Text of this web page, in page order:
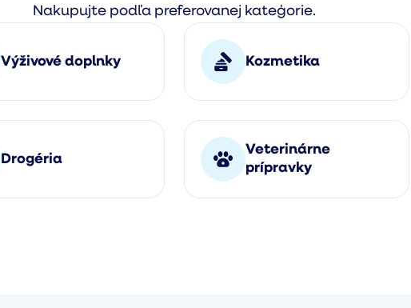
Nakupujte podľa preferovanej kateģorie.
Výživové doplnky Kozmetika
Drogéria
Veterinárne
prípravky